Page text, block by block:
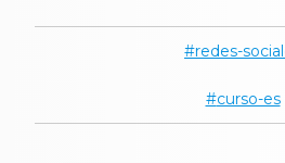
redes-
curso-es